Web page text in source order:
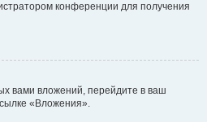
конференции для получения
вами вложений, перейдите в ваш
«Вложения».